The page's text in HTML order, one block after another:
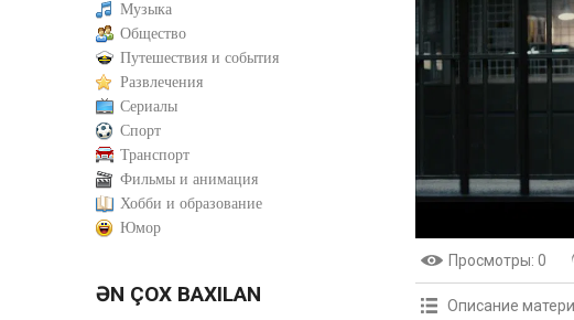
Просмотры: 0
Описание
Музыка
Общество
Путешествия и события
Развлечения
Сериалы
Спорт
Транспорт
Фильмы и анимация
Хобби и образование
Юмор
ƏN ÇOX BAXILAN